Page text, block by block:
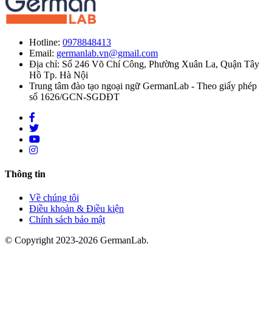
Hotline: 0978848413
Email: germanlab.vn@gmail.com
Địa chỉ: Số 246 Võ Chí Công, Phường Xuân La, Quận Tây
Hồ Tp. Hà Nội
Trung tâm đào tạo ngoại ngữ GermanLab - Theo giấy phép
số 1626/GCN-SGDĐT
Thông tin
Về chúng tôi
Điều khoản & Điều kiện
Chính sách bảo mật
© Copyright 2023-2026 GermanLab.